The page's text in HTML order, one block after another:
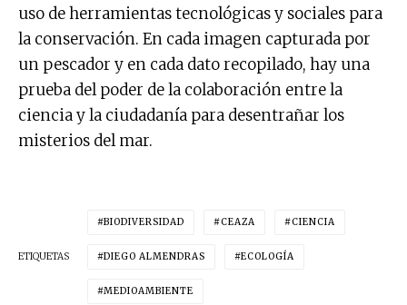
uso de herramientas tecnológicas y sociales para
la conservación. En cada imagen capturada por
un pescador y en cada dato recopilado, hay una
prueba del poder de la colaboración entre la
ciencia y la ciudadanía para desentrañar los
misterios del mar.
ETIQUETAS
BIODIVERSIDAD CEAZA CIENCIA
DIEGO ALMENDRAS ECOLOGÍA
MEDIOAMBIENTE